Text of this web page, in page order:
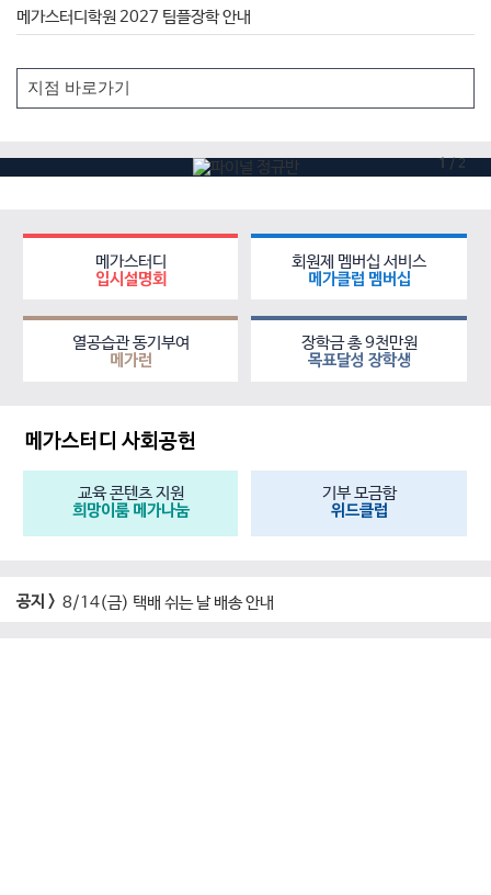
메가스터디학원 2027 팀플장학 안내
1 / 2
메가스터디
입시설명회
회원제 멤버십 서비스
메가클럽 멤버십
열공습관 동기부여
메가런
장학금 총 9천만원
목표달성 장학생
메가스터디 사회공헌
교육 콘텐츠 지원
희망이룸 메가나눔
기부 모금함
위드클럽
공지 > 8/14(금) 택배 쉬는 날 배송 안내